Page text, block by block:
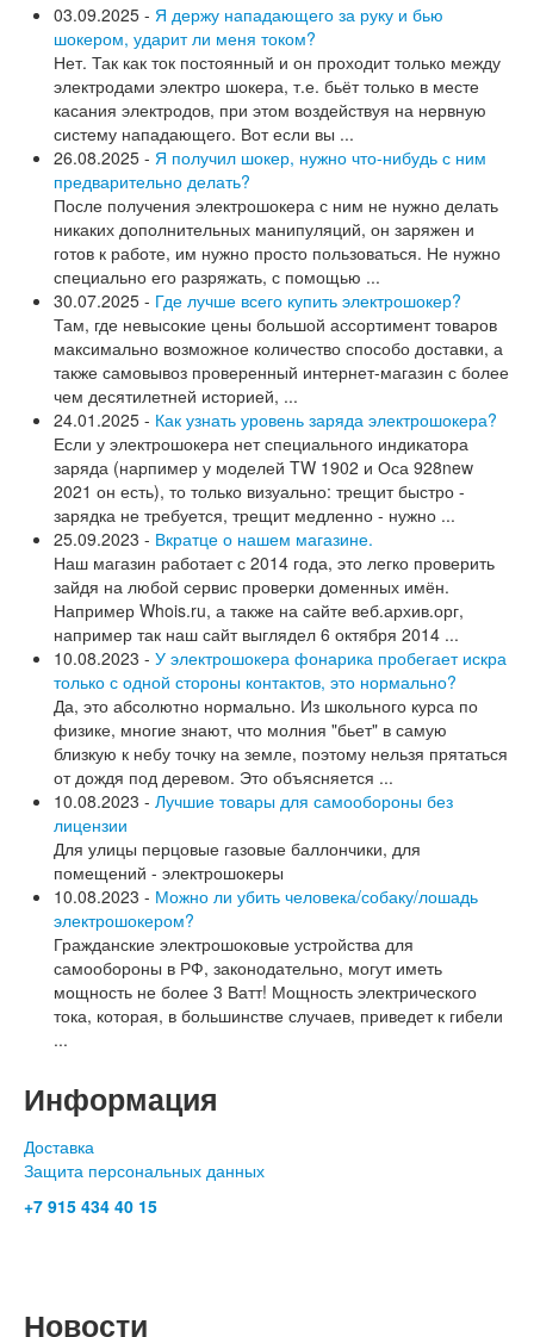
03.09.2025 - Я держу нападающего за руку и бью
шокером, ударит ли меня током?
Нет. Так как ток постоянный и он проходит только между
электродами электро шокера, т.е. бьёт только в месте
касания электродов, при этом воздействуя на нервную
систему нападающего. Вот если вы ...
26.08.2025 - Я получил шокер, нужно что-нибудь с ним
предварительно делать?
После получения электрошокера с ним не нужно делать
никаких дополнительных манипуляций, он заряжен и
готов к работе, им нужно просто пользоваться. Не нужно
специально его разряжать, с помощью ...
30.07.2025 - Где лучше всего купить электрошокер?
Там, где невысокие цены большой ассортимент товаров
максимально возможное количество способо доставки, а
также самовывоз проверенный интернет-магазин с более
чем десятилетней историей, ...
24.01.2025 - Как узнать уровень заряда электрошокера?
Если у электрошокера нет специального индикатора
заряда (нарпимер у моделей TW 1902 и Оса 928new
2021 он есть), то только визуально: трещит быстро -
зарядка не требуется, трещит медленно - нужно ...
25.09.2023 - Вкратце о нашем магазине.
Наш магазин работает с 2014 года, это легко проверить
зайдя на любой сервис проверки доменных имён.
Например Whois.ru, а также на сайте веб.архив.орг,
например так наш сайт выглядел 6 октября 2014 ...
10.08.2023 - У электрошокера фонарика пробегает искра
только с одной стороны контактов, это нормально?
Да, это абсолютно нормально. Из школьного курса по
физике, многие знают, что молния "бьет" в самую
близкую к небу точку на земле, поэтому нельзя прятаться
от дождя под деревом. Это объясняется ...
10.08.2023 - Лучшие товары для самообороны без
лицензии
Для улицы перцовые газовые баллончики, для
помещений - электрошокеры
10.08.2023 - Можно ли убить человека/собаку/лошадь
электрошокером?
Гражданские электрошоковые устройства для
самообороны в РФ, законодательно, могут иметь
мощность не более 3 Ватт! Мощность электрического
тока, которая, в большинстве случаев, приведет к гибели
...
Информация
Доставка
Защита персональных данных
+7 915 434 40 15
Новости